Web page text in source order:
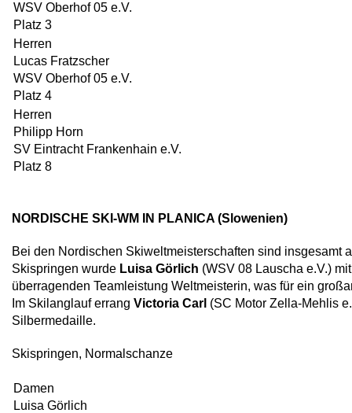
WSV Oberhof 05 e.V.
Platz 3
Herren
Lucas Fratzscher
WSV Oberhof 05 e.V.
Platz 4
Herren
Philipp Horn
SV Eintracht Frankenhain e.V.
Platz 8
NORDISCHE SKI-WM IN PLANICA (Slowenien)
Bei den Nordischen Skiweltmeisterschaften sind insgesamt
Skispringen wurde Luisa Görlich (WSV 08 Lauscha e.V.)
überragenden Teamleistung Weltmeisterin, was für ein
Im Skilanglauf errang Victoria Carl (SC Motor Zella-Mehlis
Silbermedaille.
Skispringen, Normalschanze
Damen
Luisa Görlich